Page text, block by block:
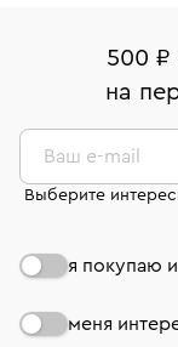
комиссионных
странице
Срок
филиала - 1
номер
На особо
500 ₽
на
Ваш e-mail
Выберите
я покупаю
меня